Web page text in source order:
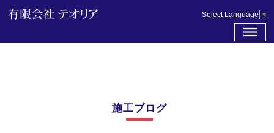
Select Language ▼
施工ブログ